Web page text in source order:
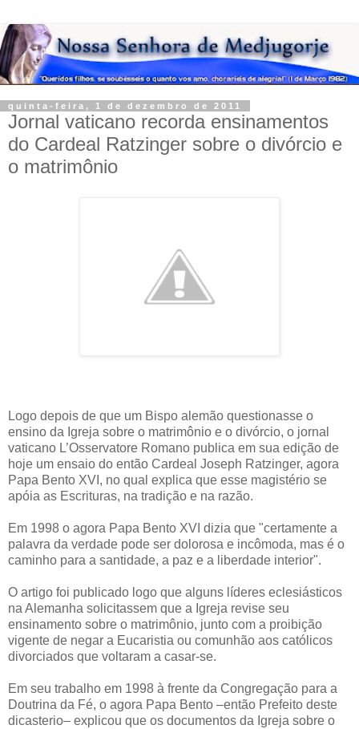
quinta-feira, 1 de dezembro de 2011
Jornal vaticano recorda ensinamentos
do Cardeal Ratzinger sobre o divórcio e
o matrimônio
Logo depois de que um Bispo alemão questionasse o
ensino da Igreja sobre o matrimônio e o divórcio, o jornal
vaticano L’Osservatore Romano publica em sua edição de
hoje um ensaio do então Cardeal Joseph Ratzinger, agora
Papa Bento XVI, no qual explica que esse magistério se
apóia as Escrituras, na tradição e na razão.
Em 1998 o agora Papa Bento XVI dizia que "certamente a
palavra da verdade pode ser dolorosa e incômoda, mas é o
caminho para a santidade, a paz e a liberdade interior".
O artigo foi publicado logo que alguns líderes eclesiásticos
na Alemanha solicitassem que a Igreja revise seu
ensinamento sobre o matrimônio, junto com a proibição
vigente de negar a Eucaristia ou comunhão aos católicos
divorciados que voltaram a casar-se.
Em seu trabalho em 1998 à frente da Congregação para a
Doutrina da Fé, o agora Papa Bento –então Prefeito deste
dicasterio– explicou que os documentos da Igreja sobre o